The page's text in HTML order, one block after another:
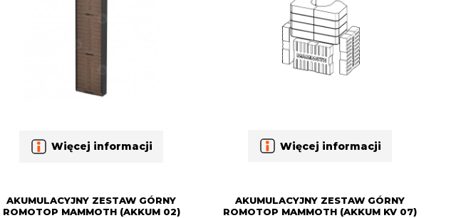
Więcej informacji Więcej informacji
AKUMULACYJNY ZESTAW GÓRNY
ROMOTOP MAMMOTH (AKKUM 02)
AKUMULACYJNY ZESTAW GÓRNY
ROMOTOP MAMMOTH (AKKUM KV 07)